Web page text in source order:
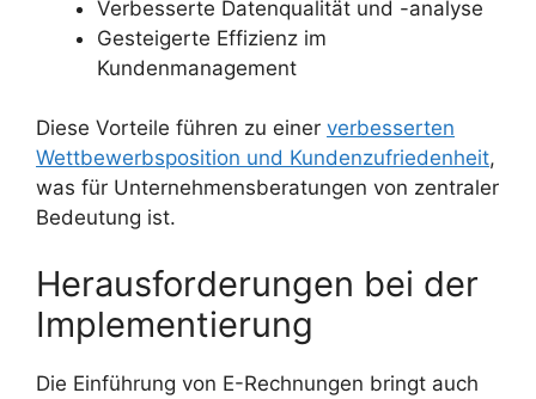
Verbesserte Datenqualität und -analyse
Gesteigerte Effizienz im
Kundenmanagement
Diese Vorteile führen zu einer verbesserten
Wettbewerbsposition und Kundenzufriedenheit,
was für Unternehmensberatungen von zentraler
Bedeutung ist.
Herausforderungen bei der
Implementierung
Die Einführung von E-Rechnungen bringt auch